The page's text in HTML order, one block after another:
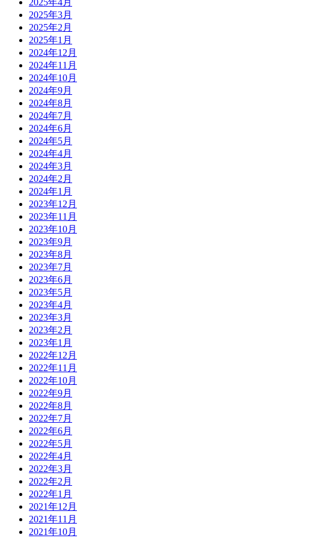
2025年4月
2025年3月
2025年2月
2025年1月
2024年12月
2024年11月
2024年10月
2024年9月
2024年8月
2024年7月
2024年6月
2024年5月
2024年4月
2024年3月
2024年2月
2024年1月
2023年12月
2023年11月
2023年10月
2023年9月
2023年8月
2023年7月
2023年6月
2023年5月
2023年4月
2023年3月
2023年2月
2023年1月
2022年12月
2022年11月
2022年10月
2022年9月
2022年8月
2022年7月
2022年6月
2022年5月
2022年4月
2022年3月
2022年2月
2022年1月
2021年12月
2021年11月
2021年10月